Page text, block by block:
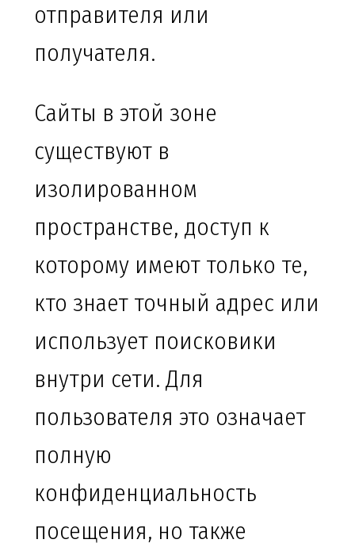
отправителя или
получателя.
Сайты в этой зоне
существуют в
изолированном
пространстве, доступ к
которому имеют только те,
кто знает точный адрес или
использует поисковики
внутри сети. Для
пользователя это означает
полную
конфиденциальность
посещения, но также